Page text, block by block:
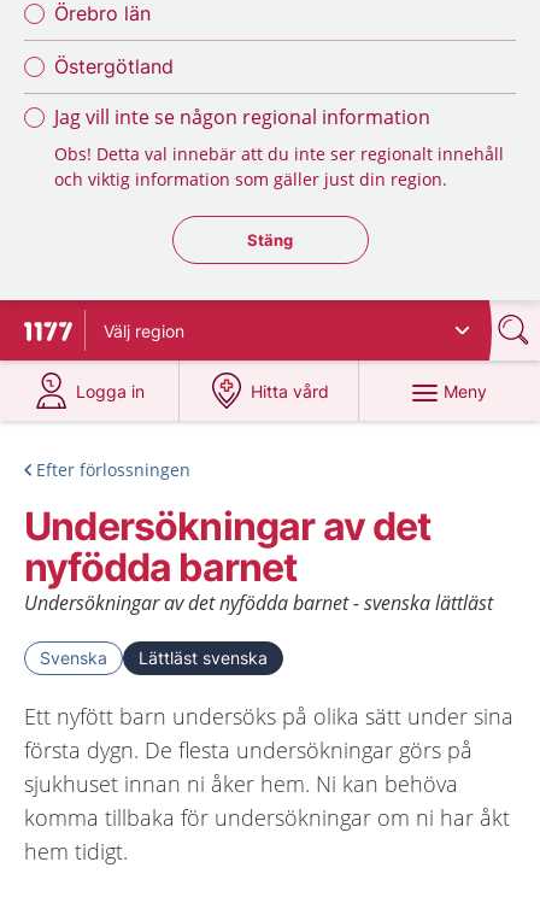
Örebro län
Östergötland
Jag vill inte se någon regional information
Obs! Detta val innebär att du inte ser regionalt innehåll
och viktig information som gäller just din region.
Stäng regionsväljaren
Stäng
Till startsidan för 1177
Välj region
Logga in
på 1177.se
Hitta vård
på 1177.se
Meny
Efter förlossningen
Undersökningar av det
nyfödda barnet
Undersökningar av det nyfödda barnet - svenska lättläst
Svenska Lättläst svenska
Ett nyfött barn undersöks på olika sätt under sina
första dygn. De flesta undersökningar görs på
sjukhuset innan ni åker hem. Ni kan behöva
komma tillbaka för undersökningar om ni har åkt
hem tidigt.